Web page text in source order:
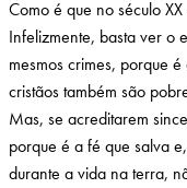
Como é que no século
Infelizmente, basta ver o
mesmos crimes, porque
cristãos também são
Mas, se acreditarem
porque é a fé que salva
durante a vida na terra,